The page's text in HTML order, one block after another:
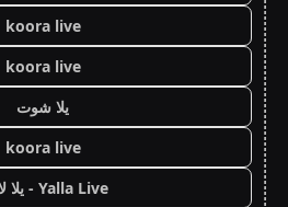
koora live
koora live
يلا شوت
koora live
Yalla Live - يلا لايف